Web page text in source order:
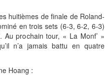
huitièmes de finale de Roland-
en trois sets (6-3, 6-2, 6-3)
Au prochain tour, « La Monf’ »
n’a jamais battu en quatre
Hoang :